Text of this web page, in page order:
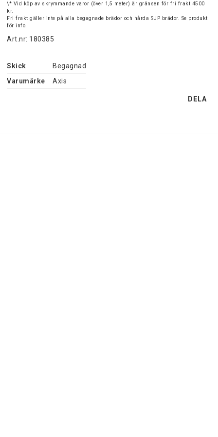
\* Vid köp av skrymmande varor (över 1,5 meter) är gränsen för fri frakt 4500
kr.
Fri frakt gäller inte på alla begagnade brädor och hårda SUP brädor. Se produkt
för info.
Art.nr: 180385
Skick
Begagnad
Varumärke
Axis
DELA